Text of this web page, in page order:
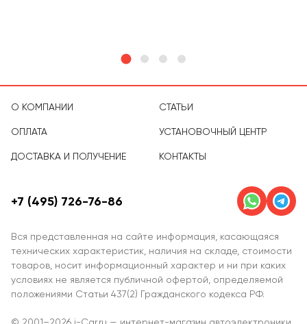
О КОМПАНИИ
ОПЛАТА
ДОСТАВКА И ПОЛУЧЕНИЕ
СТАТЬИ
УСТАНОВОЧНЫЙ ЦЕНТР
КОНТАКТЫ
Вся представленная на сайте информация, касающаяся
технических характеристик, наличия на складе, стоимости
товаров, носит информационный характер и ни при каких
условиях не является публичной офертой, определяемой
положениями Статьи 437(2) Гражданского кодекса РФ.
+7 (495) 726-76-86